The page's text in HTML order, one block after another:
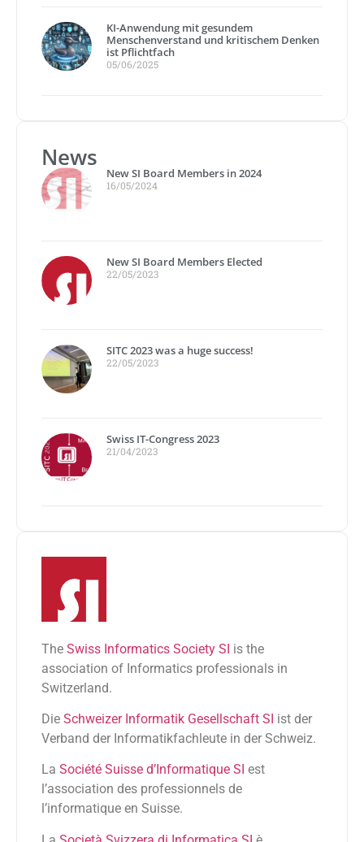
KI-Anwendung mit gesundem
Menschenverstand und kritischem Denken
ist Pflichtfach
05/06/2025
News
New SI Board Members in 2024
16/05/2024
New SI Board Members Elected
22/05/2023
SITC 2023 was a huge success!
22/05/2023
Swiss IT-Congress 2023
21/04/2023
The Swiss Informatics Society SI is the
association of Informatics professionals in
Switzerland.
Die Schweizer Informatik Gesellschaft SI ist der
Verband der Informatikfachleute in der Schweiz.
La Société Suisse d’Informatique SI est
l’association des professionnels de
l’informatique en Suisse.